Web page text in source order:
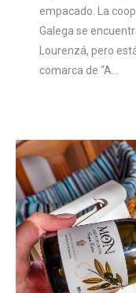
empacado. La
Galega se
Lourenzá, pero
comarca de “A…